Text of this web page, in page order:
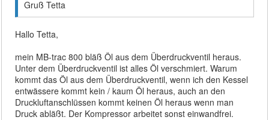
Gruß Tetta
Hallo Tetta,
mein MB-trac 800 bläß Öl aus dem Überdruckventil heraus.
Unter dem Überdruckventil ist alles Öl verschmiert. Warum
kommt das Öl aus dem Überdruckventil, wenn ich den Kessel
entwässere kommt kein / kaum Öl heraus, auch an den
Druckluftanschlüssen kommt keinen Öl heraus wenn man
Druck abläßt. Der Kompressor arbeitet sonst einwandfrei.